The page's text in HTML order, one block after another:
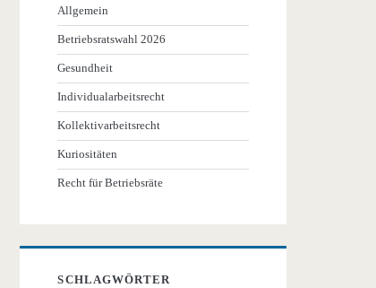
Allgemein
Betriebsratswahl 2026
Gesundheit
Individualarbeitsrecht
Kollektivarbeitsrecht
Kuriositäten
Recht für Betriebsräte
SCHLAGWÖRTER